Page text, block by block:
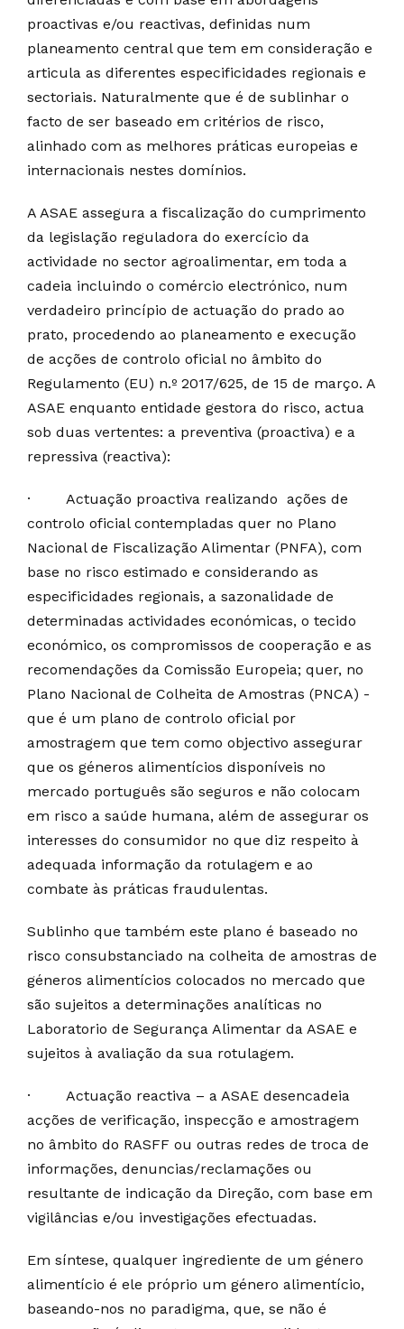
proactivas e/ou reactivas, definidas num
planeamento central que tem em consideração e
articula as diferentes especificidades regionais e
sectoriais. Naturalmente que é de sublinhar o
facto de ser baseado em critérios de risco,
alinhado com as melhores práticas europeias e
internacionais nestes domínios.
A ASAE assegura a fiscalização do cumprimento
da legislação reguladora do exercício da
actividade no sector agroalimentar, em toda a
cadeia incluindo o comércio electrónico, num
verdadeiro princípio de actuação do prado ao
prato, procedendo ao planeamento e execução
de acções de controlo oficial no âmbito do
Regulamento (EU) n.º 2017/625, de 15 de março. A
ASAE enquanto entidade gestora do risco, actua
sob duas vertentes: a preventiva (proactiva) e a
repressiva (reactiva):
· Actuação proactiva realizando ações de
controlo oficial contempladas quer no Plano
Nacional de Fiscalização Alimentar (PNFA), com
base no risco estimado e considerando as
especificidades regionais, a sazonalidade de
determinadas actividades económicas, o tecido
económico, os compromissos de cooperação e as
recomendações da Comissão Europeia; quer, no
Plano Nacional de Colheita de Amostras (PNCA) -
que é um plano de controlo oficial por
amostragem que tem como objectivo assegurar
que os géneros alimentícios disponíveis no
mercado português são seguros e não colocam
em risco a saúde humana, além de assegurar os
interesses do consumidor no que diz respeito à
adequada informação da rotulagem e ao
combate às práticas fraudulentas.
Sublinho que também este plano é baseado no
risco consubstanciado na colheita de amostras de
géneros alimentícios colocados no mercado que
são sujeitos a determinações analíticas no
Laboratorio de Segurança Alimentar da ASAE e
sujeitos à avaliação da sua rotulagem.
· Actuação reactiva – a ASAE desencadeia
acções de verificação, inspecção e amostragem
no âmbito do RASFF ou outras redes de troca de
informações, denuncias/reclamações ou
resultante de indicação da Direção, com base em
vigilâncias e/ou investigações efectuadas.
Em síntese, qualquer ingrediente de um género
alimentício é ele próprio um género alimentício,
baseando-nos no paradigma, que, se não é